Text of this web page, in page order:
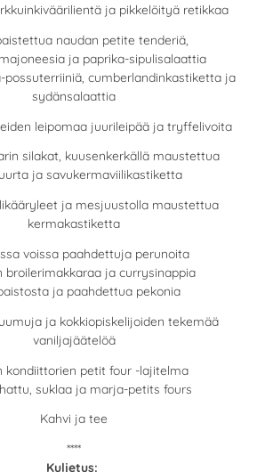
ja pikkelöityä retikkaa
naudan petite tenderiä,
ja paprika-sipulisalaattia
possuterriiniä, cumberlandinkastiketta ja
sydänsalaattia
leipomaa juurileipää ja tryffelivoita
silakat, kuusenkerkällä maustettua
ja savukermaviilikastiketta
ja mesjuustolla maustettua
kermakastiketta
voissa paahdettuja perunoita
broilerimakkaraa ja currysinappia
ja paahdettua pekonia
ja kokkiopiskelijoiden tekemää
vaniljajäätelöä
kondiittorien petit four -lajitelma
suklaa ja marja-petits fours
Kahvi ja tee
****
Kuljetus: